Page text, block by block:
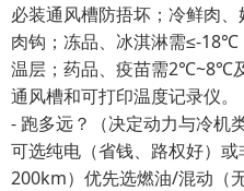
必装通风槽防捂坏；冷鲜肉
肉钩；冻品、冰淇淋需≤-
温层；药品、疫苗需2℃~8℃
通风槽和可打印温度记录仪。
- 跑多远？（决定动力与冷机
可选纯电（省钱、路权好）
200km）优先选燃油/混动（